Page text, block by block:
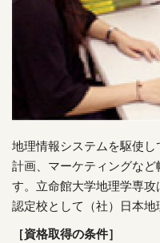
地理情報システムを駆使
計画、マーケティングな
す。立命館大学地理学専
認定校として（社）日本地
［資格取得の条件］